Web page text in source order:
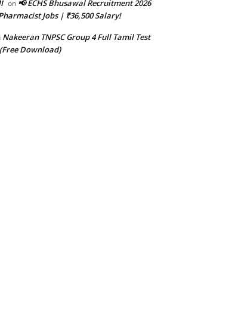
on 📢 ECHS Bhusawal Recruitment 2026
Jobs | ₹36,500 Salary!
Nakeeran TNPSC Group 4 Full Tamil Test
Download)